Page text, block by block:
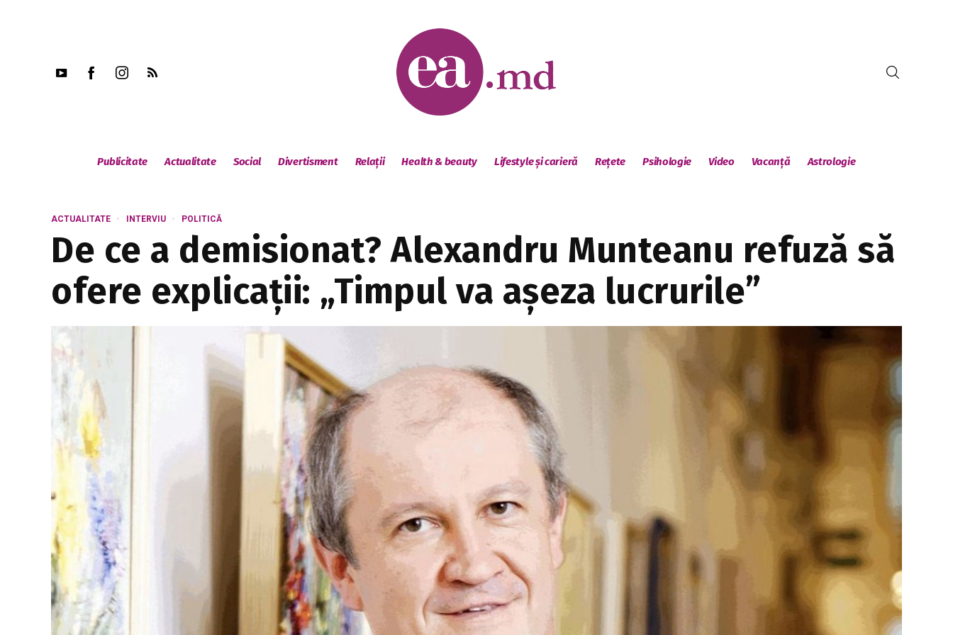
Publicitate Actualitate Social Divertisment Relații Health & beauty Lifestyle și carieră Rețete Psihologie Video Vacanță Astrologie
ACTUALITATE INTERVIU POLITICĂ
De ce a demisionat? Alexandru Munteanu refuză să
ofere explicații: „Timpul va așeza lucrurile”